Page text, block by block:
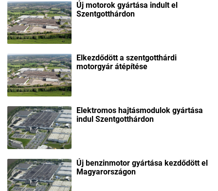
Új motorok gyártása indult el
Szentgotthárdon
Elkezdődött a szentgotthárdi
motorgyár átépítése
Elektromos hajtásmodulok gyártása
indul Szentgotthárdon
Új benzinmotor gyártása kezdődött el
Magyarországon